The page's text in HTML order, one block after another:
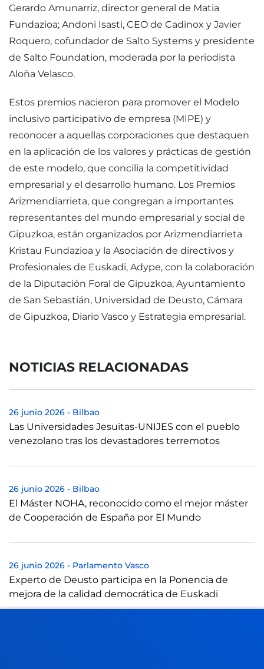
Gerardo Amunarriz, director general de Matia
Fundazioa; Andoni Isasti, CEO de Cadinox y Javier
Roquero, cofundador de Salto Systems y presidente
de Salto Foundation, moderada por la periodista
Aloña Velasco.
Estos premios nacieron para promover el Modelo
inclusivo participativo de empresa (MIPE) y
reconocer a aquellas corporaciones que destaquen
en la aplicación de los valores y prácticas de gestión
de este modelo, que concilia la competitividad
empresarial y el desarrollo humano. Los Premios
Arizmendiarrieta, que congregan a importantes
representantes del mundo empresarial y social de
Gipuzkoa, están organizados por Arizmendiarrieta
Kristau Fundazioa y la Asociación de directivos y
Profesionales de Euskadi, Adype, con la colaboración
de la Diputación Foral de Gipuzkoa, Ayuntamiento
de San Sebastián, Universidad de Deusto, Cámara
de Gipuzkoa, Diario Vasco y Estrategia empresarial.
NOTICIAS RELACIONADAS
26 junio 2026 - Bilbao
Las Universidades Jesuitas-UNIJES con el pueblo
venezolano tras los devastadores terremotos
26 junio 2026 - Bilbao
El Máster NOHA, reconocido como el mejor máster
de Cooperación de España por El Mundo
26 junio 2026 - Parlamento Vasco
Experto de Deusto participa en la Ponencia de
mejora de la calidad democrática de Euskadi